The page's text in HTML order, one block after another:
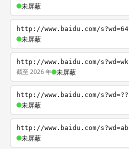
未屏蔽
http://www.baidu.com/s?wd=64
未屏蔽
http://www.baidu.com/s?wd=wk
截至 2026 年 未屏蔽
http://www.baidu.com/s?wd=??
未屏蔽
http://www.baidu.com/s?wd=ab
未屏蔽